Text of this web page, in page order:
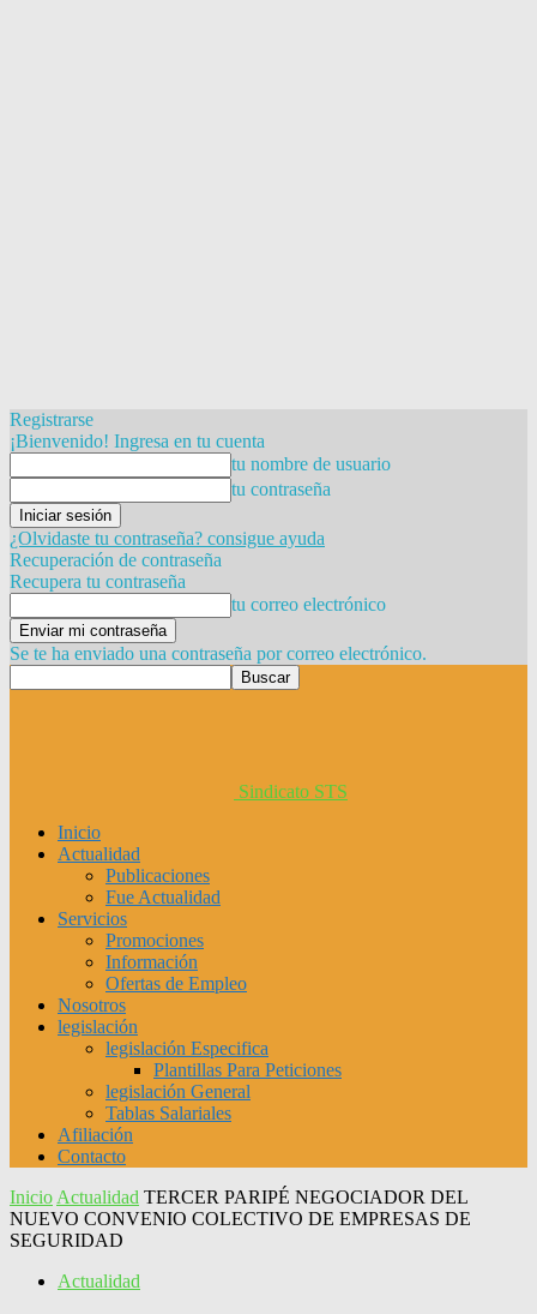
Registrarse
¡Bienvenido! Ingresa en tu cuenta
tu nombre de usuario
tu contraseña
¿Olvidaste tu contraseña? consigue ayuda
Recuperación de contraseña
Recupera tu contraseña
tu correo electrónico
Se te ha enviado una contraseña por correo electrónico.
Sindicato STS
Inicio
Actualidad
Publicaciones
Fue Actualidad
Servicios
Promociones
Información
Ofertas de Empleo
Nosotros
legislación
legislación Especifica
Plantillas Para Peticiones
legislación General
Tablas Salariales
Afiliación
Contacto
Inicio Actualidad TERCER PARIPÉ NEGOCIADOR DEL
NUEVO CONVENIO COLECTIVO DE EMPRESAS DE
SEGURIDAD
Actualidad